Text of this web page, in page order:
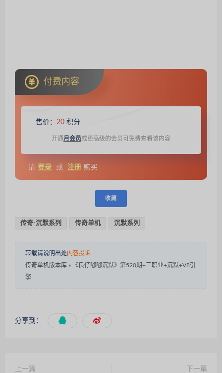
付费内容
售价： 20 积分
开通月会员或更高级的会员可免费查看该内容
请 登录 或 注册 购买
收藏
传奇-沉默系列 传奇单机 沉默系列
转载请说明出处 内容投诉
传奇单机版本库 »
《良仔嘟嘟沉默》第520期+三职业+沉默+V8引
擎
分享到：
上一篇
下一篇